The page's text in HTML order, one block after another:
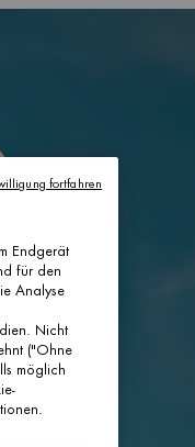
Endgerät
für den
Analyse
Nicht
("Ohne
möglich
fortfahren